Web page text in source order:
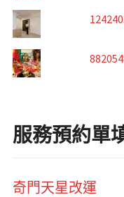
服務預約單
奇門天星改運